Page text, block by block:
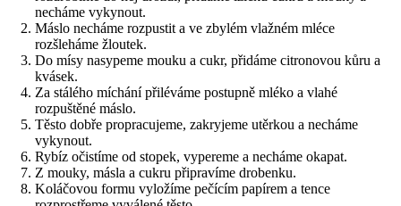
necháme vykynout.
Máslo necháme rozpustit a ve zbylém vlažném mléce
rozšleháme žloutek.
Do mísy nasypeme mouku a cukr, přidáme citronovou kůru a
kvásek.
Za stálého míchání přiléváme postupně mléko a vlahé
rozpuštěné máslo.
Těsto dobře propracujeme, zakryjeme utěrkou a necháme
vykynout.
Rybíz očistíme od stopek, vypereme a necháme okapat.
Z mouky, másla a cukru připravíme drobenku.
Koláčovou formu vyložíme pečícím papírem a tence